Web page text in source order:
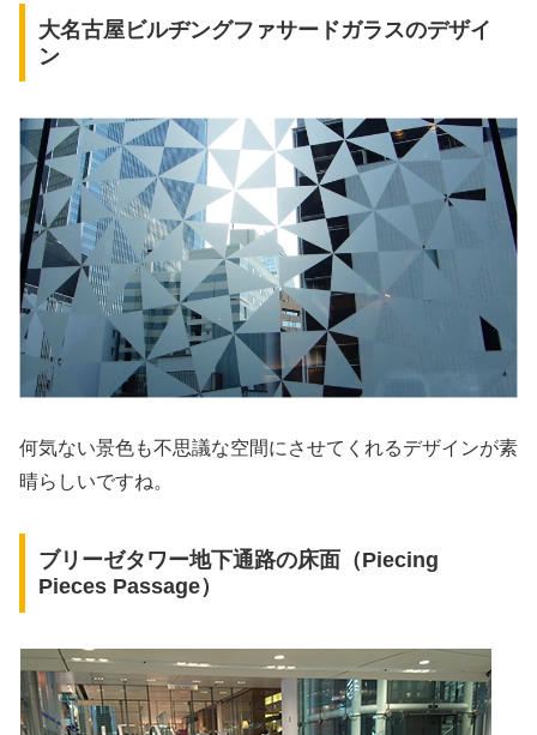
大名古屋ビルヂングファサードガラスのデザイ
ン
何気ない景色も不思議な空間にさせてくれるデザインが素
晴らしいですね。
ブリーゼタワー地下通路の床面（Piecing
Pieces Passage）